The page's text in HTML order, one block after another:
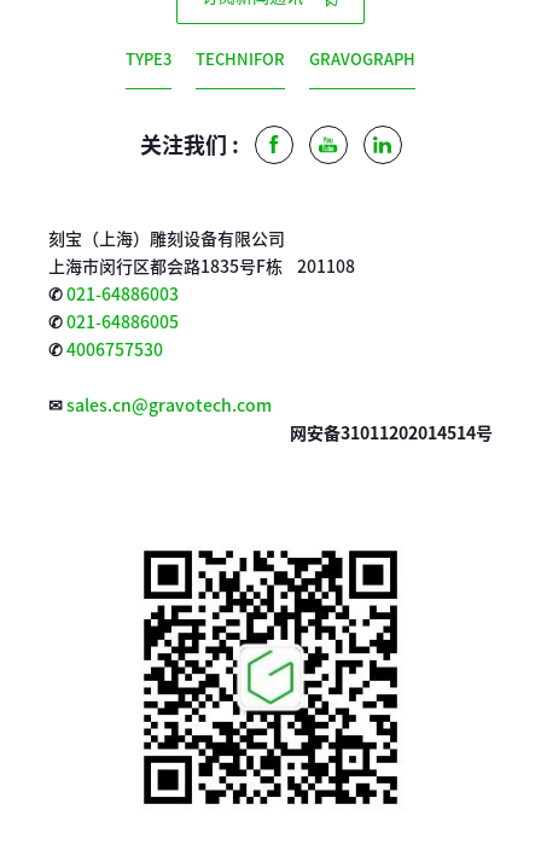
TYPE3 TECHNIFOR GRAVOGRAPH
关注我们 : FacebookYoutubeLinkedIn
刻宝（上海）雕刻设备有限公司
上海市闵行区都会路1835号F栋 201108
✆021-64886003
✆021-64886005
✆4006757530
✉sales.cn@gravotech.com
网安备31011202014514号